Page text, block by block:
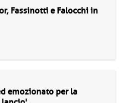
Fassinotti e Falocchi in
emozionato per la